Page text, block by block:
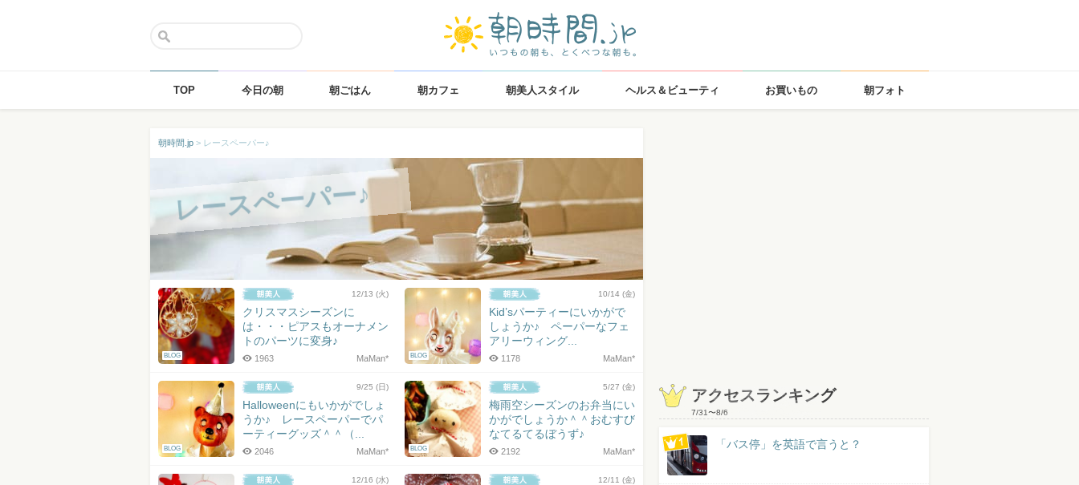
TOP 今日の朝 朝ごはん 朝カフェ 朝美人スタイル ヘルス＆ビューティ お買いもの 朝フォト
朝時間.jp > レースペーパー♪
レースペーパー♪
BLOG
12/13 (火)
クリスマスシーズンに
は・・・ピアスもオーナメン
トのパーツに変身♪
MaMan*
1963 BLOG
10/14 (金)
Kid’sパーティーにいかがで
しょうか♪ ペーパーなフェ
アリーウィング...
MaMan*
1178
BLOG
9/25 (日)
Halloweenにもいかがでしょ
うか♪ レースペーパーでパ
ーティーグッズ＾＾（...
MaMan*
2046 BLOG
5/27 (金)
梅雨空シーズンのお弁当にい
かがでしょうか＾＾おむすび
なてるてるぼうず♪
MaMan*
2192
12/16 (水) 12/11 (金)
アクセスランキング
7/31〜8/6
「バス停」を英語で言うと？